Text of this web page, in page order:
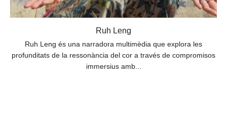
Ruh Leng
Ruh Leng és una narradora multimèdia que explora les
profunditats de la ressonància del cor a través de compromisos
immersius amb...